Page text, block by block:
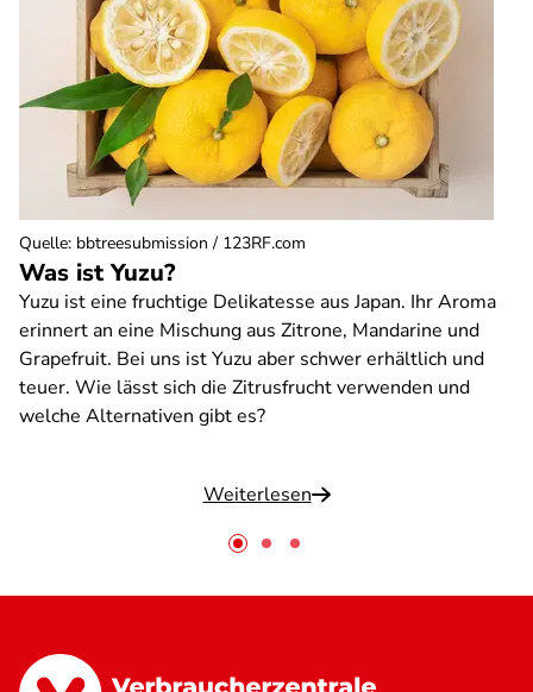
Was ist Yuzu?
Yuzu ist eine fruchtige Delikatesse aus Japan. Ihr Aroma
erinnert an eine Mischung aus Zitrone, Mandarine und
Grapefruit. Bei uns ist Yuzu aber schwer erhältlich und
teuer. Wie lässt sich die Zitrusfrucht verwenden und
welche Alternativen gibt es?
Weiterlesen
Quelle: bbtreesubmission / 123RF.com